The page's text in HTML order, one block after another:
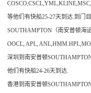
等他们有快船25-27天到达.到门
SOUTHAMPTON（南安普顿海
OOCL, APL,
深圳到南安普顿
他们有快船24-26天到达.
香港到南安普顿